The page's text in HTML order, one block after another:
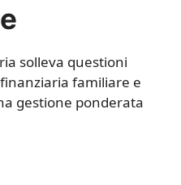
solleva questioni
familiare e
gestione ponderata